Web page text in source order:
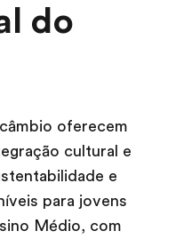
do
oferecem
cultural e
e
para jovens
Médio, com